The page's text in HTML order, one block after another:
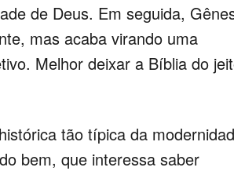
de Deus. Em seguida,
mas acaba virando uma
Melhor deixar a Bíblia do
tão típica da
bem, que interessa saber